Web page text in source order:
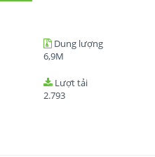
Dung lượng
6,9M
Lượt tải
2.793